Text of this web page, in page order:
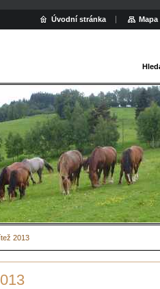
2013
Úvodní stránka